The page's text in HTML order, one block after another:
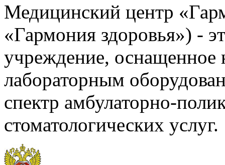
Медицинский центр
«Гармония здоровья») -
учреждение,
лабораторным
спектр амбулаторно-
стоматологических услуг.